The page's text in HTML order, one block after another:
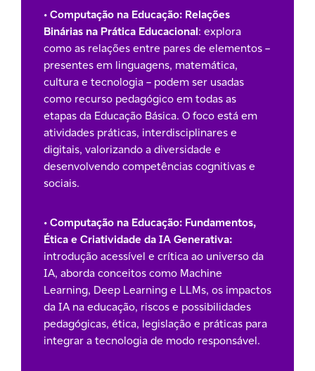
•Computação na Educação: Relações
Binárias na Prática Educacional: explora
como as relações entre pares de elementos –
presentes em linguagens, matemática,
cultura e tecnologia – podem ser usadas
como recurso pedagógico em todas as
etapas da Educação Básica. O foco está em
atividades práticas, interdisciplinares e
digitais, valorizando a diversidade e
desenvolvendo competências cognitivas e
sociais.
•Computação na Educação: Fundamentos,
Ética e Criatividade da IA Generativa:
introdução acessível e crítica ao universo da
IA, aborda conceitos como Machine
Learning, Deep Learning e LLMs, os impactos
da IA na educação, riscos e possibilidades
pedagógicas, ética, legislação e práticas para
integrar a tecnologia de modo responsável.